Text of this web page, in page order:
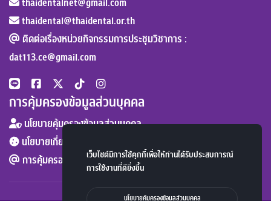
thaidental@thaidental.or.th
ติดต่อเรื่องหน่วยกิจกรรมการประชุมวิชาการ :
dat113.ce@gmail.com
การคุ้มครองข้อมูลส่วนบุคคล
นโยบายคุ้มครองข้อมูลส่วนบุคคล
นโยบายเกี่ยวกับคุกกี้
การคุ้มครองข้อมูลส่วนบุคคล :dpo@thaidental.or.th
เว็บไซต์มีการใช้คุกกี้เพื่อให้ท่านได้รับประสบการณ์
การใช้งานที่ดียิ่งขึ้น
นโยบายคุ้มครองข้อมูลส่วนบุคคล